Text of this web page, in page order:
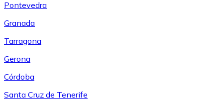
Pontevedra
Granada
Tarragona
Gerona
Córdoba
Santa Cruz de Tenerife